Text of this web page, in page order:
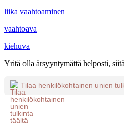
liika vaahtoaminen
vaahtoava
kiehuva
Yritä olla ärsyyntymättä helposti,
Tilaa henkilökohtainen unien